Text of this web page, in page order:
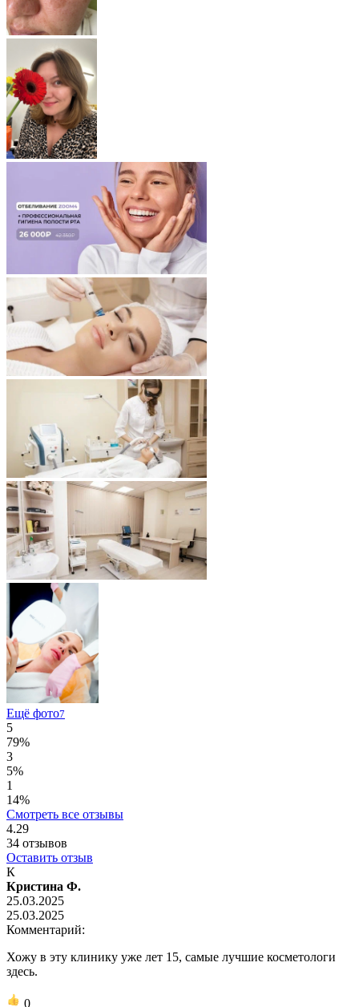
Ещё фото7
5
79%
3
5%
1
14%
Смотреть все отзывы
4.29
34 отзывов
Оставить отзыв
К
Кристина Ф.
25.03.2025
25.03.2025
Комментарий:
Хожу в эту клинику уже лет 15, самые лучшие косметологи
здесь.
0